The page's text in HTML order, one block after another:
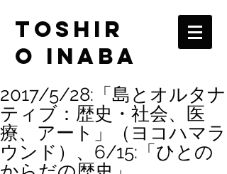
TOSHIR
O INABA
2017/5/28:「島とオルタナ
ティブ：歴史・社会、医
療、アート」（ヨコハマラ
ウンド）、6/15:「ひとの